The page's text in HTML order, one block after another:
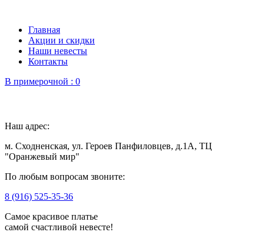
Главная
Акции и скидки
Наши невесты
Контакты
В примерочной : 0
Наш адрес:
м. Сходненская, ул. Героев Панфиловцев, д.1А, ТЦ
"Оранжевый мир"
По любым вопросам звоните:
8 (916) 525-35-36
Самое красивое платье
самой счастливой невесте!